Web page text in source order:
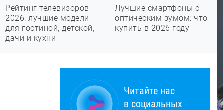
Рейтинг телевизоров
2026: лучшие модели
для гостиной, детской,
дачи и кухни
Лучшие смартфоны с
оптическим зумом: что
купить в 2026 году
Читайте нас
в социальных